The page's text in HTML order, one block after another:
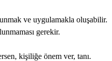
ve uygulamakla oluşabilir.
gerekir.
kişiliğe önem ver, tanı.